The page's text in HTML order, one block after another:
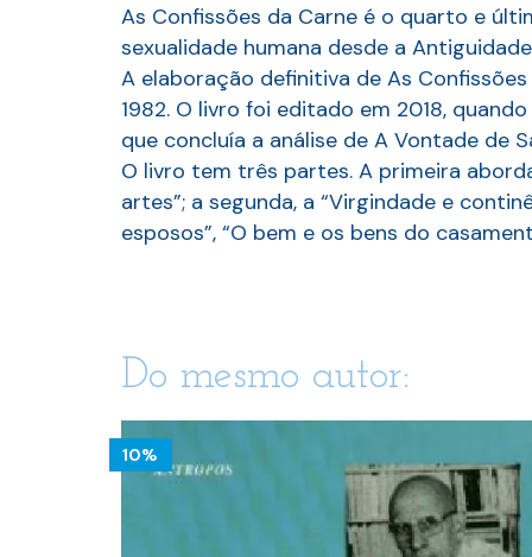
As Confissões da Carne é o quarto e
sexualidade humana desde a
A elaboração definitiva de As
1982. O livro foi editado em 2018,
que concluía a análise de A Vontade de
O livro tem três partes. A primeira
artes”; a segunda, a “Virgindade e
esposos”, “O bem e os bens do
Do mesmo autor:
10%